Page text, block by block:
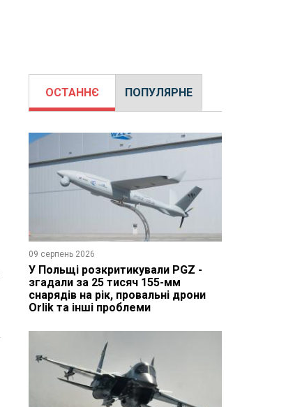
ОСТАННЄ ПОПУЛЯРНЕ
09 серпень 2026
У Польщі розкритикували PGZ -
згадали за 25 тисяч 155-мм
снарядів на рік, провальні дрони
Orlik та інші проблеми